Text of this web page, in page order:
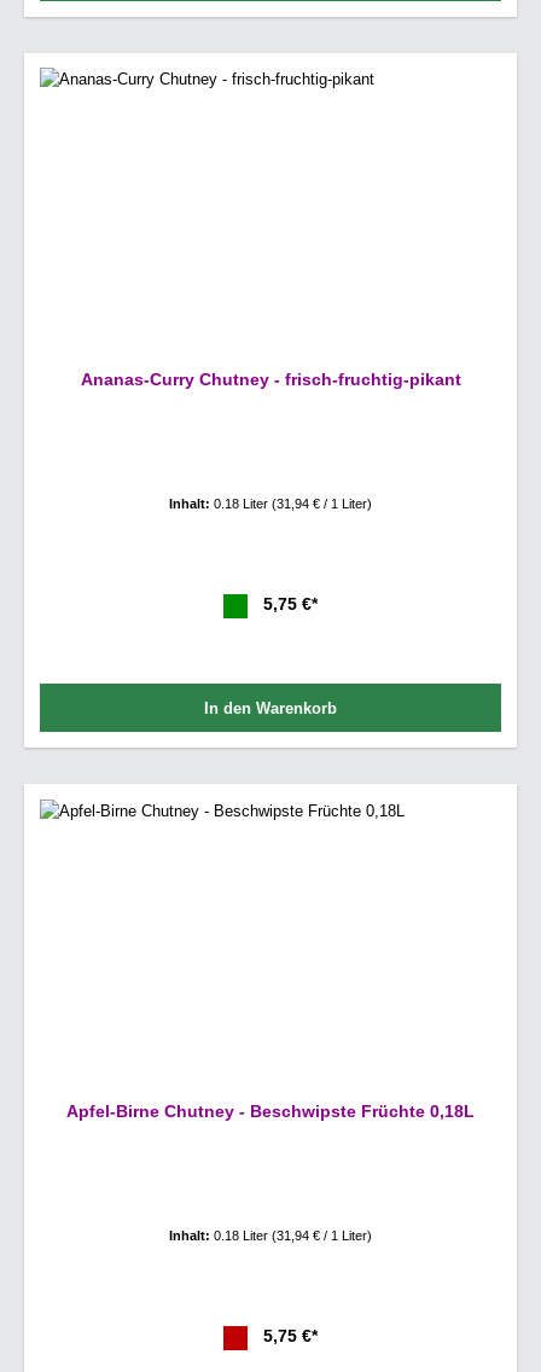
Ananas-Curry Chutney - frisch-fruchtig-pikant
Inhalt: 0.18 Liter (31,94 € / 1 Liter)
5,75 €*
In den Warenkorb
Apfel-Birne Chutney - Beschwipste Früchte 0,18L
Inhalt: 0.18 Liter (31,94 € / 1 Liter)
5,75 €*